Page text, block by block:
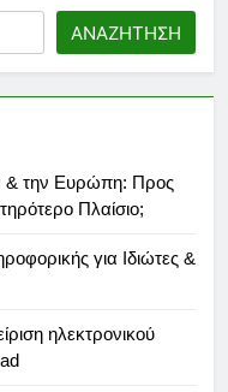
ΑΝΑΖΉΤΗΣΗ
& την Ευρώπη: Προς
Πλαίσιο;
για Ιδιώτες &
ηλεκτρονικού